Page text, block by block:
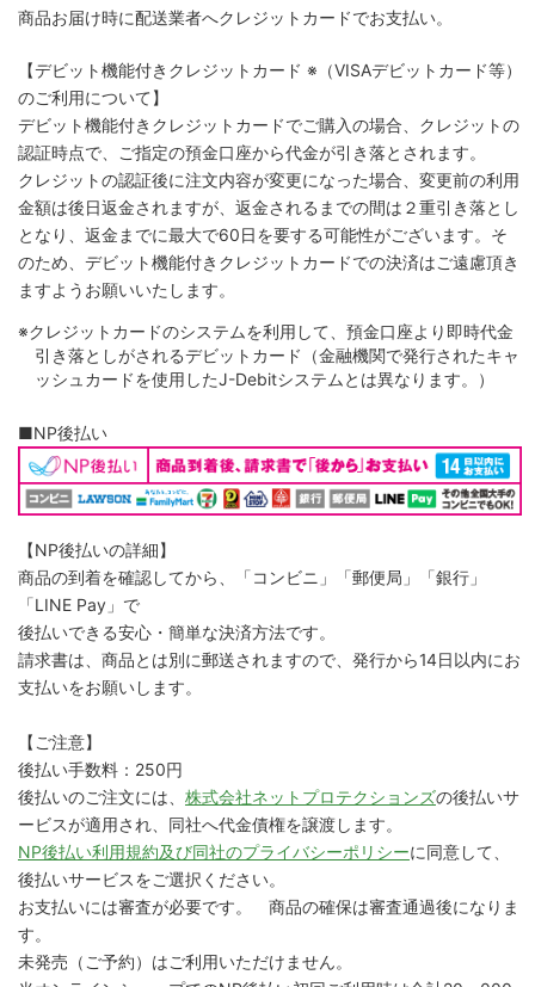
商品お届け時に配送業者へクレジットカードでお支払い。
【デビット機能付きクレジットカード ※（VISAデビットカード等）
のご利用について】
デビット機能付きクレジットカードでご購入の場合、クレジットの
認証時点で、ご指定の預金口座から代金が引き落とされます。
クレジットの認証後に注文内容が変更になった場合、変更前の利用
金額は後日返金されますが、返金されるまでの間は２重引き落とし
となり、返金までに最大で60日を要する可能性がございます。そ
のため、デビット機能付きクレジットカードでの決済はご遠慮頂き
ますようお願いいたします。
※クレジットカードのシステムを利用して、預金口座より即時代金
引き落としがされるデビットカード（金融機関で発行されたキャ
ッシュカードを使用したJ-Debitシステムとは異なります。）
■NP後払い
【NP後払いの詳細】
商品の到着を確認してから、「コンビニ」「郵便局」「銀行」
「LINE Pay」で
後払いできる安心・簡単な決済方法です。
請求書は、商品とは別に郵送されますので、発行から14日以内にお
支払いをお願いします。
【ご注意】
後払い手数料：250円
後払いのご注文には、 株式会社ネットプロテクションズの後払いサ
ービスが適用され、同社へ代金債権を譲渡します。
NP後払い利用規約及び同社のプライバシーポリシーに同意して、
後払いサービスをご選択ください。
お支払いには審査が必要です。 商品の確保は審査通過後になりま
す。
未発売（ご予約）はご利用いただけません。